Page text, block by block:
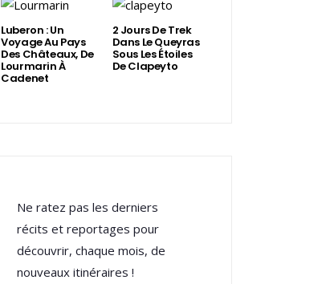
Luberon : Un
Voyage Au Pays
Des Châteaux, De
Lourmarin À
Cadenet
2 Jours De Trek
Dans Le Queyras
Sous Les Étoiles
De Clapeyto
Ne ratez pas les derniers
récits et reportages pour
découvrir, chaque mois, de
nouveaux itinéraires !